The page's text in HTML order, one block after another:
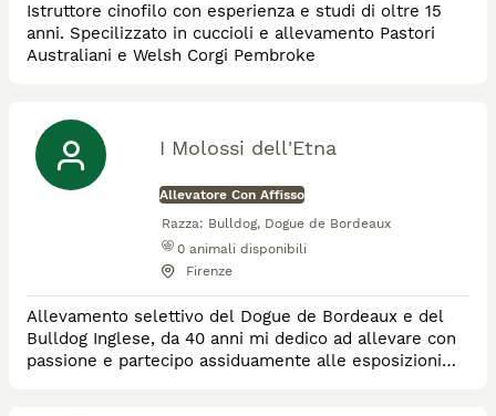
Istruttore cinofilo con esperienza e studi di oltre 15
anni. Specilizzato in cuccioli e allevamento Pastori
Australiani e Welsh Corgi Pembroke
I Molossi dell'Etna
Allevatore Con Affisso
Razza: Bulldog, Dogue de Bordeaux
0 animali disponibili
Firenze
Allevamento selettivo del Dogue de Bordeaux e del
Bulldog Inglese, da 40 anni mi dedico ad allevare con
passione e partecipo assiduamente alle esposizioni